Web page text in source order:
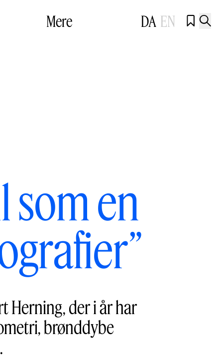
Mere DA EN  
som en
Herning, der i år har
brønddybe